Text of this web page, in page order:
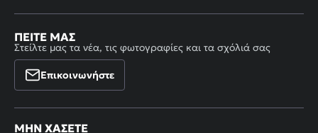
ΠΕΊΤΕ ΜΑΣ
Στείλτε μας τα νέα, τις φωτογραφίες και τα σχόλιά σας
Επικοινωνήστε
ΜΗΝ ΧΆΣΕΤΕ